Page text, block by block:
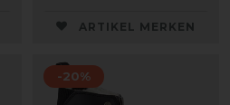
ARTIKEL MERKEN
-20%